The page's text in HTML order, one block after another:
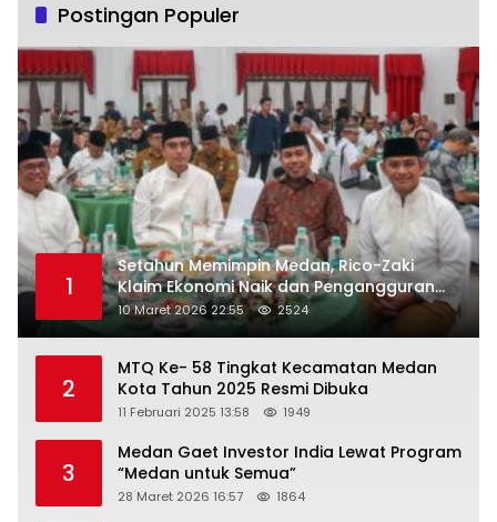
Postingan Populer
1
Setahun Memimpin Medan, Rico-Zaki
Klaim Ekonomi Naik dan Pengangguran
Turun
10 Maret 2026 22:55 2524
2
MTQ Ke- 58 Tingkat Kecamatan Medan
Kota Tahun 2025 Resmi Dibuka
11 Februari 2025 13:58 1949
3
Medan Gaet Investor India Lewat Program
“Medan untuk Semua”
28 Maret 2026 16:57 1864